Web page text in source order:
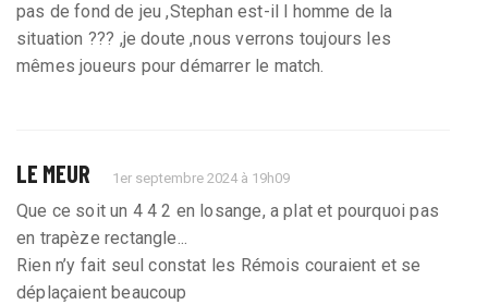
pas de fond de jeu ,Stephan est-il l homme de la
situation ??? ,je doute ,nous verrons toujours les
mêmes joueurs pour démarrer le match.
LE MEUR 1er septembre 2024 à 19h09
Que ce soit un 4 4 2 en losange, a plat et pourquoi pas
en trapèze rectangle...
Rien n’y fait seul constat les Rémois couraient et se
déplaçaient beaucoup